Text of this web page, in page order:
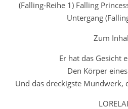
(Falling-Reihe 1) Falling
Untergang
Zum
Er hat das Gesicht
Den Körper
Und das dreckigste Mundwerk,
LORELAI